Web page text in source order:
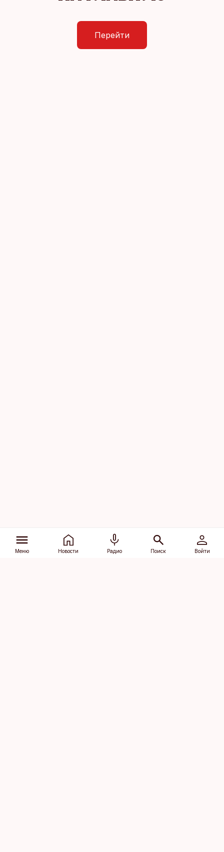
Перейти
Меню Новости Радио Поиск Войти